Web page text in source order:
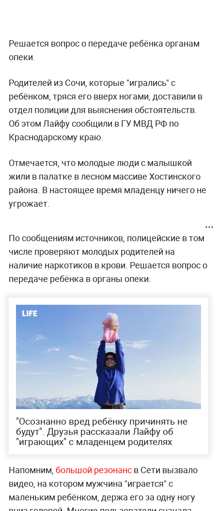
Решается вопрос о передаче ребёнка органам
опеки.
Родителей из Сочи, которые "игрались" с
ребёнком, тряся его вверх ногами, доставили в
отдел полиции для выяснения обстоятельств.
Об этом Лайфу сообщили в ГУ МВД РФ по
Краснодарскому краю.
Отмечается, что молодые люди с малышкой
жили в палатке в лесном массиве Хостинского
района. В настоящее время младенцу ничего не
угрожает.
По сообщениям источников, полицейские в том
числе проверяют молодых родителей на
наличие наркотиков в крови. Решается вопрос о
передаче ребёнка в органы опеки.
"Осознанно вред ребёнку причинять не
будут". Друзья рассказали Лайфу об
"играющих" с младенцем родителях
Напомним, большой резонансв Сети вызвало
видео, на котором мужчина "играется" с
маленьким ребёнком, держа его за одну ногу